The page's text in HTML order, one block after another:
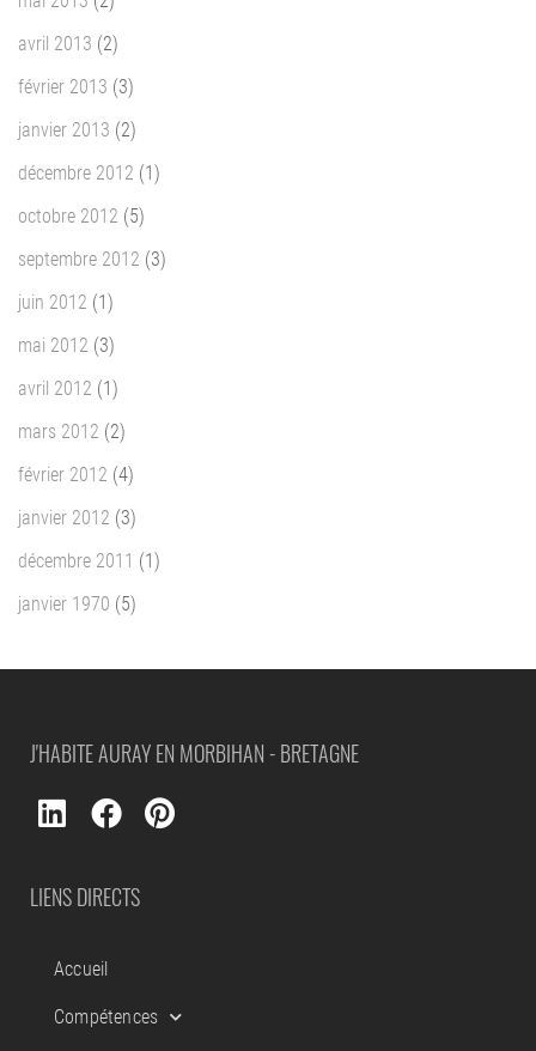
avril 2013 (2)
février 2013 (3)
janvier 2013 (2)
décembre 2012 (1)
octobre 2012 (5)
septembre 2012 (3)
juin 2012 (1)
mai 2012 (3)
avril 2012 (1)
mars 2012 (2)
février 2012 (4)
janvier 2012 (3)
décembre 2011 (1)
janvier 1970 (5)
J'HABITE AURAY EN MORBIHAN - BRETAGNE
LIENS DIRECTS
Accueil
Compétences